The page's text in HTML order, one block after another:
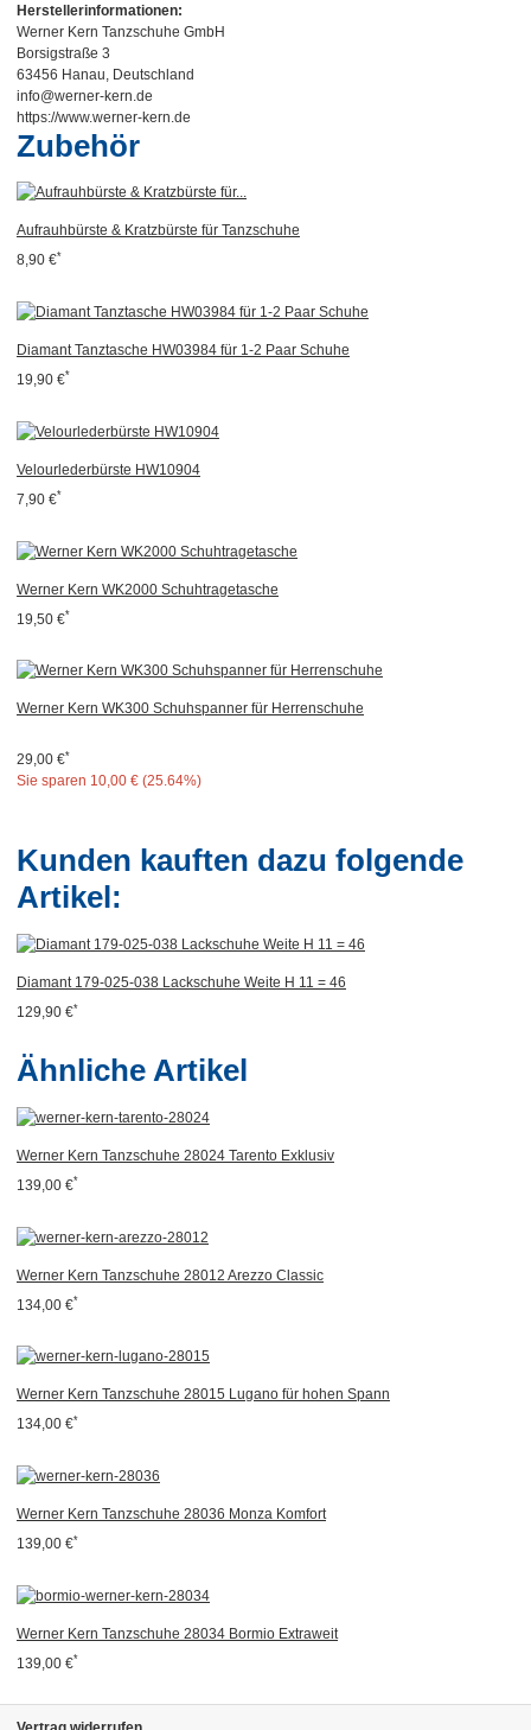
Herstellerinformationen:
Werner Kern Tanzschuhe GmbH
Borsigstraße 3
63456 Hanau, Deutschland
info@werner-kern.de
https://www.werner-kern.de
Zubehör
Aufrauhbürste & Kratzbürste für Tanzschuhe
8,90 €*
Diamant Tanztasche HW03984 für 1-2 Paar Schuhe
19,90 €*
Velourlederbürste HW10904
7,90 €*
Werner Kern WK2000 Schuhtragetasche
19,50 €*
Werner Kern WK300 Schuhspanner für Herrenschuhe
29,00 €*
Sie sparen 10,00 € (25.64%)
Kunden kauften dazu folgende
Artikel:
Diamant 179-025-038 Lackschuhe Weite H 11 = 46
129,90 €*
Ähnliche Artikel
Werner Kern Tanzschuhe 28024 Tarento Exklusiv
139,00 €*
Werner Kern Tanzschuhe 28012 Arezzo Classic
134,00 €*
Werner Kern Tanzschuhe 28015 Lugano für hohen Spann
134,00 €*
Werner Kern Tanzschuhe 28036 Monza Komfort
139,00 €*
Werner Kern Tanzschuhe 28034 Bormio Extraweit
139,00 €*